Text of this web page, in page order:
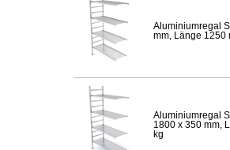
Aluminiumregal
mm, Länge 1250
Aluminiumregal
1800 x 350 mm,
kg